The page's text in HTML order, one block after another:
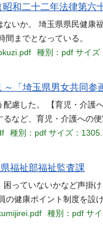
和二十二年法律第六
いか。 埼玉県県民健康
までとなっている。
種別：pdf サイズ
「埼玉県男女共同参
慮した。 【育児・介護
など、育児・介護への
種別：pdf サイズ：
福祉部福祉監査課
っていないかなど声掛
の健康ポイント制度を設
種別：pdf サ